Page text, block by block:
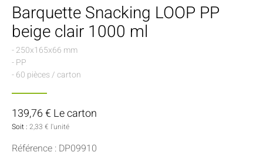
Barquette Snacking LOOP PP
beige clair 1000 ml
- 250x165x66 mm
- PP
- 60 pièces / carton
139,76 € Le carton
Soit : 2,33 € l'unité
Référence : DP09910